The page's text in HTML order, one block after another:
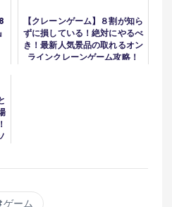
【クレーンゲーム】８割が知ら
ずに損している！絶対にやるべ
き！最新人気景品の取れるオン
ラインクレーンゲーム攻略！
ゲーム